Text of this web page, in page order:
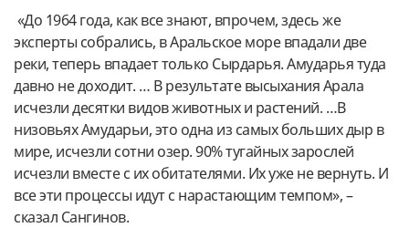
«До 1964 года, как все знают, впрочем, здесь же
эксперты собрались, в Аральское море впадали две
реки, теперь впадает только Сырдарья. Амударья туда
давно не доходит. … В результате высыхания Арала
исчезли десятки видов животных и растений. …В
низовьях Амударьи, это одна из самых больших дыр в
мире, исчезли сотни озер. 90% тугайных зарослей
исчезли вместе с их обитателями. Их уже не вернуть. И
все эти процессы идут с нарастающим темпом», –
сказал Сангинов.